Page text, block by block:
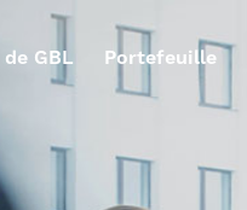
GBL Portefeuille